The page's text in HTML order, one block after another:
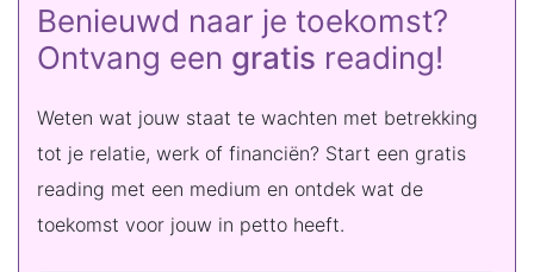
Benieuwd naar je toekomst?
Ontvang een gratis reading!
Weten wat jouw staat te wachten met betrekking
tot je relatie, werk of financiën? Start een gratis
reading met een medium en ontdek wat de
toekomst voor jouw in petto heeft.